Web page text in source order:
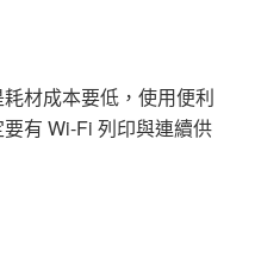
材成本要低，使用便利
有 Wi-Fi 列印與連續供